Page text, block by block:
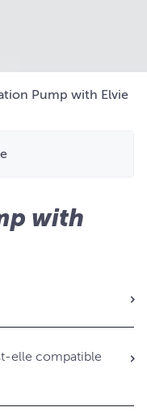
Pump with Elvie
with
elle compatible